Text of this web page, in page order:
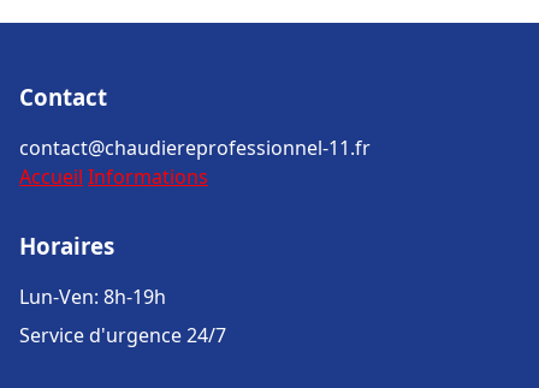
Contact
contact@chaudiereprofessionnel-11.fr
Accueil Informations
Horaires
Lun-Ven: 8h-19h
Service d'urgence 24/7